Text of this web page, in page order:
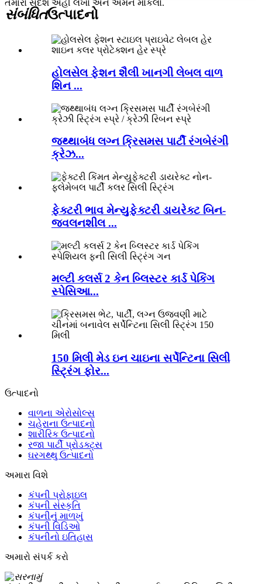
તમારો સંદેશ અહીં લખો અને અમને મોકલો.
સંબંધિતઉત્પાદનો
હોલસેલ ફેશન શૈલી ખાનગી લેબલ વાળ
શિન ...
જથ્થાબંધ લગ્ન ક્રિસમસ પાર્ટી રંગબેરંગી
ક્રેઝ...
ફેક્ટરી ભાવ મેન્યુફેક્ટરી ડાયરેક્ટ બિન-
જ્વલનશીલ ...
મલ્ટી કલર્સ 2 કેન બ્લિસ્ટર કાર્ડ પેકિંગ
સ્પેસિઆ...
150 મિલી મેડ ઇન ચાઇના સર્પેન્ટિના સિલી
સ્ટ્રિંગ ફોર...
ઉત્પાદનો
વાળના એરોસોલ્સ
ચહેરાના ઉત્પાદનો
શારીરિક ઉત્પાદનો
રજા પાર્ટી પ્રોડક્ટ્સ
ઘરગથ્થુ ઉત્પાદનો
અમારા વિશે
કંપની પ્રોફાઇલ
કંપની સંસ્કૃતિ
કંપનીનું માળખું
કંપની વિડિઓ
કંપનીનો ઇતિહાસ
અમારો સંપર્ક કરો